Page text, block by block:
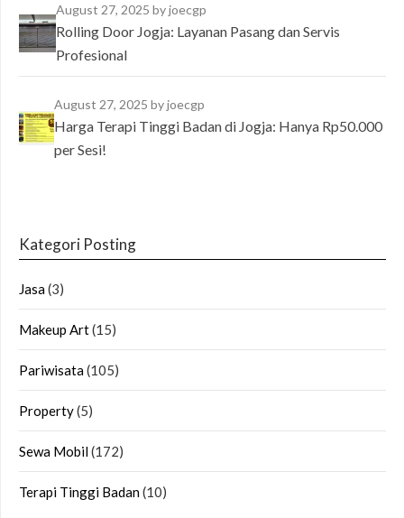
August 27, 2025by joecgp
Rolling Door Jogja: Layanan Pasang dan Servis
Profesional
August 27, 2025 by joecgp
Harga Terapi Tinggi Badan di Jogja: Hanya Rp50.000
per Sesi!
Kategori Posting
Jasa(3)
Makeup Art(15)
Pariwisata(105)
Property(5)
Sewa Mobil(172)
Terapi Tinggi Badan(10)